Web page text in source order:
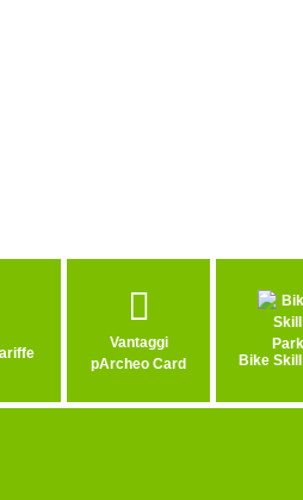
Vantaggi
pArcheo Card
Bike